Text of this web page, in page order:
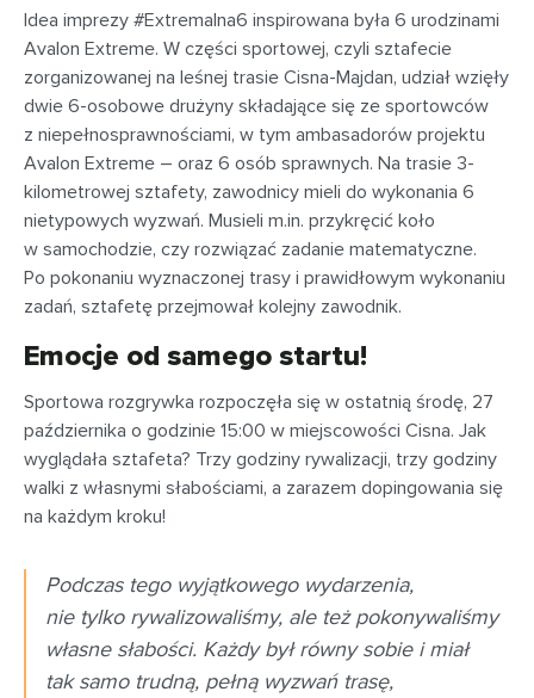
Idea imprezy #Extremalna6 inspirowana była 6 urodzinami
Avalon Extreme. W części sportowej, czyli sztafecie
zorganizowanej na leśnej trasie Cisna-Majdan, udział wzięły
dwie 6-osobowe drużyny składające się ze sportowców
z niepełnosprawnościami, w tym ambasadorów projektu
Avalon Extreme – oraz 6 osób sprawnych. Na trasie 3-
kilometrowej sztafety, zawodnicy mieli do wykonania 6
nietypowych wyzwań. Musieli m.in. przykręcić koło
w samochodzie, czy rozwiązać zadanie matematyczne.
Po pokonaniu wyznaczonej trasy i prawidłowym wykonaniu
zadań, sztafetę przejmował kolejny zawodnik.
Emocje od samego startu!
Sportowa rozgrywka rozpoczęła się w ostatnią środę, 27
października o godzinie 15:00 w miejscowości Cisna. Jak
wyglądała sztafeta? Trzy godziny rywalizacji, trzy godziny
walki z własnymi słabościami, a zarazem dopingowania się
na każdym kroku!
Podczas tego wyjątkowego wydarzenia,
nie tylko rywalizowaliśmy, ale też pokonywaliśmy
własne słabości. Każdy był równy sobie i miał
tak samo trudną, pełną wyzwań trasę,